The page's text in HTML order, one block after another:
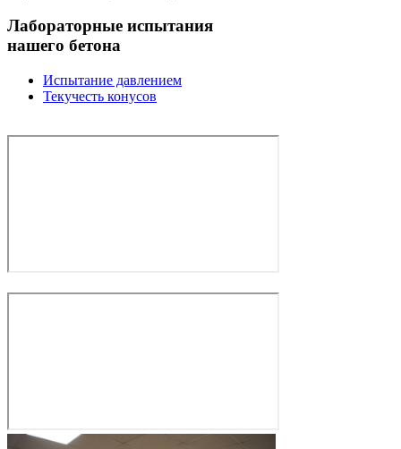
Лабораторные испытания
нашего бетона
Испытание давлением
Текучесть конусов